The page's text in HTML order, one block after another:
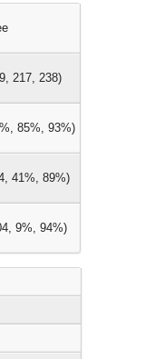
217, 238)
85%, 93%)
41%, 89%)
9%, 94%)